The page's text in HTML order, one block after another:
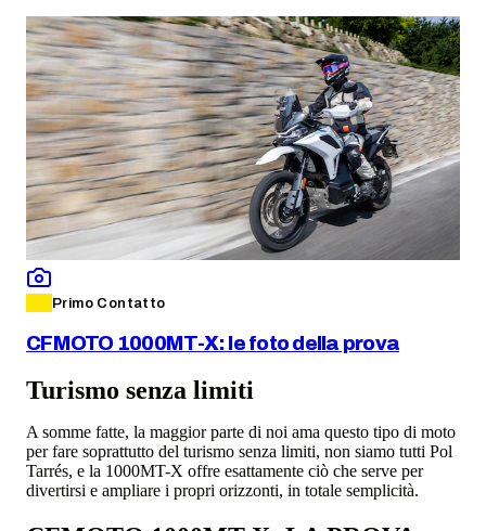
Primo Contatto
CFMOTO 1000MT-X: le foto della prova
Turismo senza limiti
A somme fatte, la maggior parte di noi ama questo tipo di moto
per fare soprattutto del turismo senza limiti, non siamo tutti Pol
Tarrés, e la 1000MT-X offre esattamente ciò che serve per
divertirsi e ampliare i propri orizzonti, in totale semplicità.